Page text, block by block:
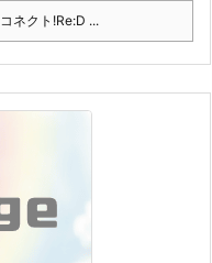
ネクト!Re:D ...